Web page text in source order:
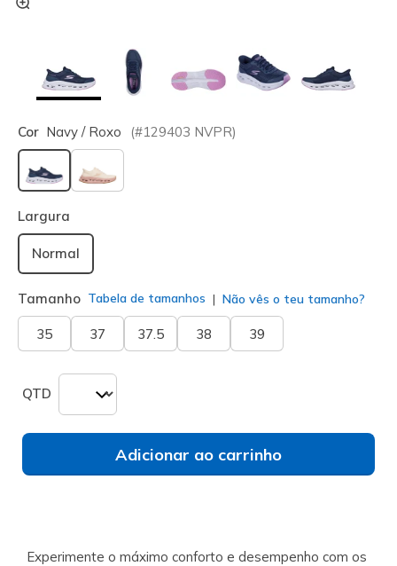
Cor Navy / Roxo (#129403 NVPR)
selecionado
Largura
Normal
Tamanho Tabela de tamanhos Não vês o teu tamanho?
35 37 37.5 38 39
QTD
Adicionar ao carrinho
Experimente o máximo conforto e desempenho com os